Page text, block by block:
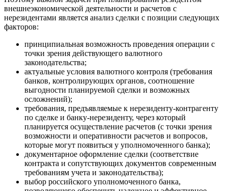
внешнеэкономической деятельности и расчетов с
нерезидентами является анализ сделки с позиции следующих
факторов:
принципиальная возможность проведения операции с
точки зрения действующего валютного
законодательства;
актуальные условия валютного контроля (требования
банков, контролирующих органов, соотношение
выгодности планируемой сделки и возможных
осложнений);
требования, предъявляемые к нерезиденту-контрагенту
по сделке и банку-нерезиденту, через который
планируется осуществление расчетов (с точки зрения
возможности и оперативности расчетов и вопросов,
которые могут появиться у уполномоченного банка);
документарное оформление сделки (соответствие
контракта и сопутствующих документов современным
требованиям учета и законодательства);
выбор российского уполномоченного банка,